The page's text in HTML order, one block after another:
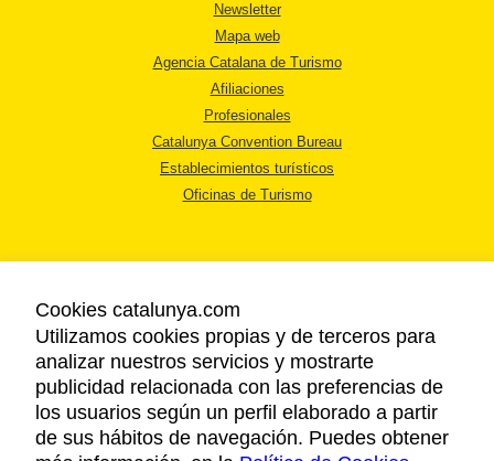
Newsletter
Mapa web
Agencia Catalana de Turismo
Afiliaciones
Profesionales
Catalunya Convention Bureau
Establecimientos turísticos
Oficinas de Turismo
AVISO LEGAL
POLÍTICA DE PRIVACIDAD
COOKIES
ACCESSIBILIDAD
Cookies catalunya.com
Utilizamos cookies propias y de terceros para
analizar nuestros servicios y mostrarte
publicidad relacionada con las preferencias de
los usuarios según un perfil elaborado a partir
de sus hábitos de navegación. Puedes obtener